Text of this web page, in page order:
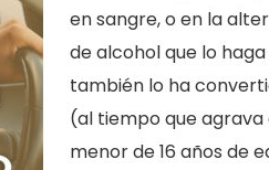
en sangre, o en la
de alcohol que lo
también lo ha
(al tiempo que
menor de 16 años de